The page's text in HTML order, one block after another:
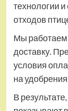
технологии
отходов
Мы работаем
доставку.
условия
на
В